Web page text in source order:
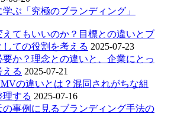
ぶ「究極のブランディング」
えてもいいのか？目標との違いとブ
しての役割を考える 2025-07-23
か？理念との違いと、企業にとっ
える 2025-07-21
の違いとは？混同されがちな組
理する 2025-07-16
の事例に見るブランディング手法の